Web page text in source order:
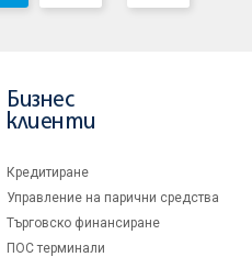
Бизнес
клиенти
Кредитиране
Управление на парични средства
Търговско финансиране
ПОС терминали